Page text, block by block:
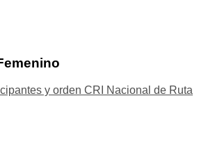
y orden CRI Nacional de Ruta